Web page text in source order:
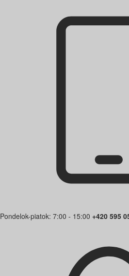
Pondelok-piatok: 7:00 - 15:00 +420 595